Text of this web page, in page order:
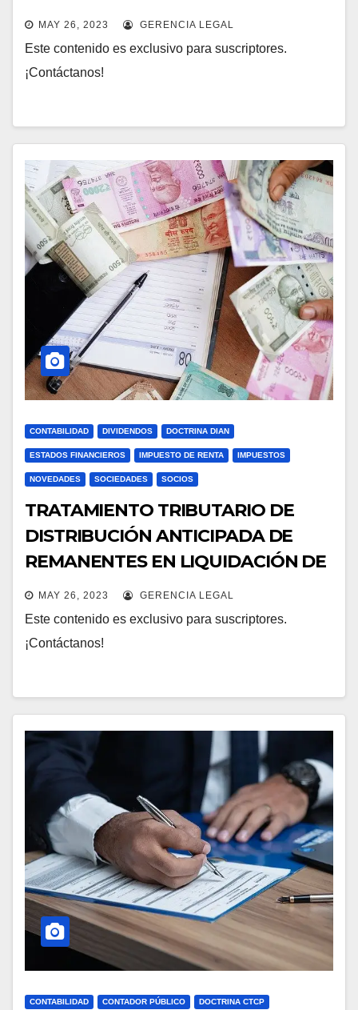
MAY 26, 2023 GERENCIA LEGAL
Este contenido es exclusivo para suscriptores.
¡Contáctanos!
CONTABILIDAD DIVIDENDOS DOCTRINA DIAN
ESTADOS FINANCIEROS IMPUESTO DE RENTA IMPUESTOS
NOVEDADES SOCIEDADES SOCIOS
TRATAMIENTO TRIBUTARIO DE
DISTRIBUCIÓN ANTICIPADA DE
REMANENTES EN LIQUIDACIÓN DE
SOCIEDADES
MAY 26, 2023 GERENCIA LEGAL
Este contenido es exclusivo para suscriptores.
¡Contáctanos!
CONTABILIDAD CONTADOR PÚBLICO DOCTRINA CTCP